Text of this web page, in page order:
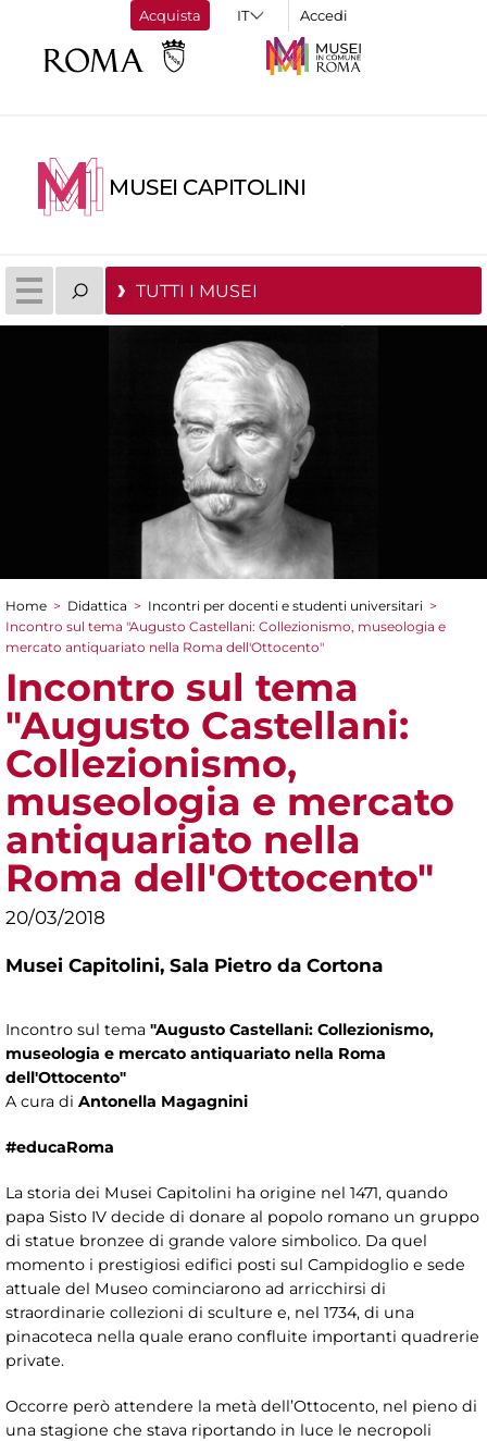
Acquista Accedi
MUSEI CAPITOLINI
TUTTI I MUSEI
Tu sei qui
Home > Didattica > Incontri per docenti e studenti universitari >
Incontro sul tema "Augusto Castellani: Collezionismo, museologia e
mercato antiquariato nella Roma dell'Ottocento"
Incontro sul tema
"Augusto Castellani:
Collezionismo,
museologia e mercato
antiquariato nella
Roma dell'Ottocento"
20/03/2018
Musei Capitolini, Sala Pietro da Cortona
Incontro sul tema "Augusto Castellani: Collezionismo,
museologia e mercato antiquariato nella Roma
dell'Ottocento"
A cura di Antonella Magagnini
#educaRoma
La storia dei Musei Capitolini ha origine nel 1471, quando
papa Sisto IV decide di donare al popolo romano un gruppo
di statue bronzee di grande valore simbolico. Da quel
momento i prestigiosi edifici posti sul Campidoglio e sede
attuale del Museo cominciarono ad arricchirsi di
straordinarie collezioni di sculture e, nel 1734, di una
pinacoteca nella quale erano confluite importanti quadrerie
private.
Occorre però attendere la metà dell’Ottocento, nel pieno di
una stagione che stava riportando in luce le necropoli